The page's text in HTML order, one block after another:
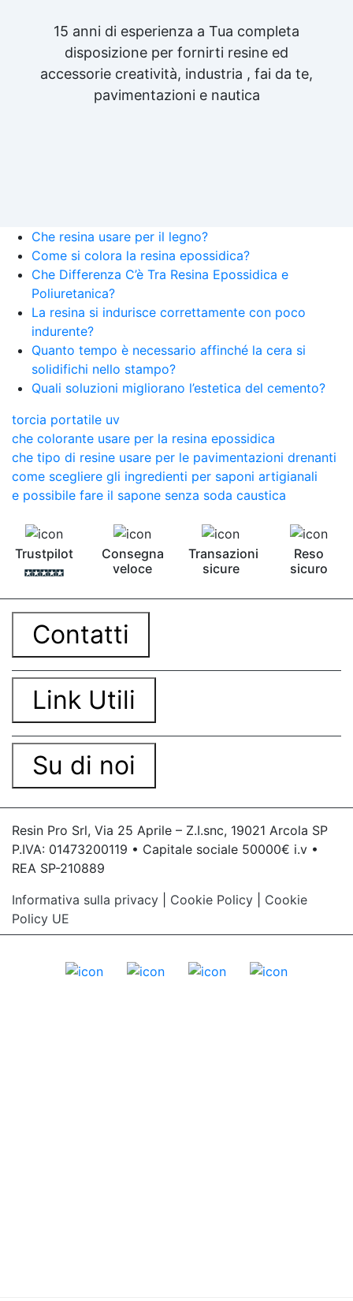
15 anni di esperienza a Tua completa
disposizione per fornirti resine ed
accessorie creatività, industria , fai da te,
pavimentazioni e nautica
Che resina usare per il legno?
Come si colora la resina epossidica?
Che Differenza C’è Tra Resina Epossidica e
Poliuretanica?
La resina si indurisce correttamente con poco
indurente?
Quanto tempo è necessario affinché la cera si
solidifichi nello stampo?
Quali soluzioni migliorano l’estetica del cemento?
torcia portatile uv
che colorante usare per la resina epossidica
che tipo di resine usare per le pavimentazioni drenanti
come scegliere gli ingredienti per saponi artigianali
e possibile fare il sapone senza soda caustica
Trustpilot
Consegna
veloce
Transazioni
sicure
Reso
sicuro
Contatti
Link Utili
Su di noi
Resin Pro Srl, Via 25 Aprile – Z.I.snc, 19021 Arcola SP
P.IVA: 01473200119 • Capitale sociale 50000€ i.v •
REA SP-210889
Informativa sulla privacy
Cookie Policy
Cookie
Policy UE